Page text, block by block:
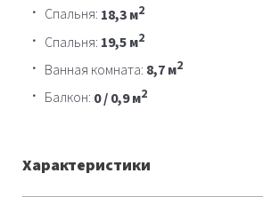
Спальня: 18,3 м2
Спальня: 19,5 м2
Ванная комната: 8,7 м2
Балкон: 0 / 0,9 м2
Характеристики